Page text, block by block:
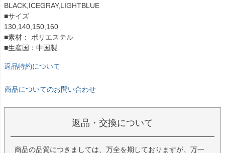
BLACK,ICEGRAY,LIGHTBLUE
■サイズ
130,140,150,160
■素材： ポリエステル
■生産国：中国製
返品特約について
商品についてのお問い合わせ
返品・交換について
商品の品質につきましては、万全を期しておりますが、万一